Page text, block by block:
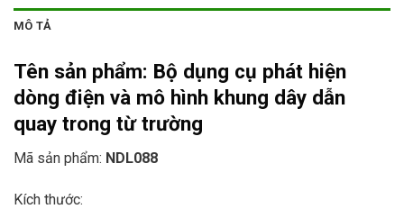
MÔ TẢ
Tên sản phẩm: Bộ dụng cụ phát hiện
dòng điện và mô hình khung dây dẫn
quay trong từ trường
Mã sản phẩm: NDL088
Kích thước: